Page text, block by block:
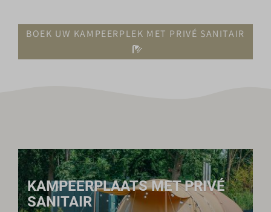
BOEK UW KAMPEERPLEK MET PRIVÉ SANITAIR
KAMPEERPLAATS MET PRIVÉ
SANITAIR